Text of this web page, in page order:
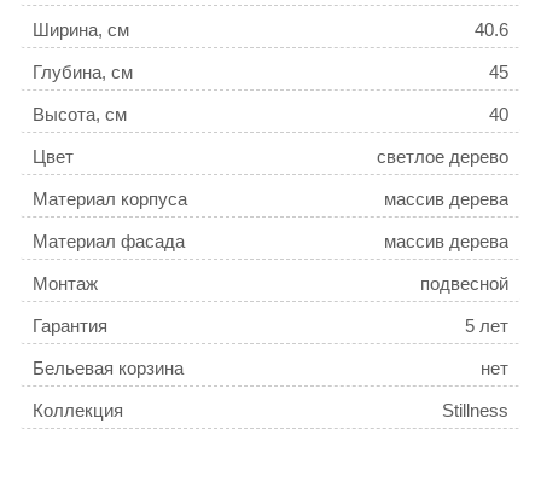
Ширина, см 40.6
Глубина, см 45
Высота, см 40
Цвет светлое дерево
Материал корпуса массив дерева
Материал фасада массив дерева
Монтаж подвесной
Гарантия 5 лет
Бельевая корзина нет
Коллекция Stillness